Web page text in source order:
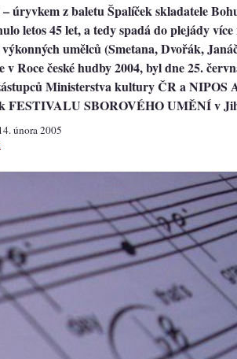
– úryvkem z baletu Špalíček skladatele
letos 45 let, a tedy spadá do plejády více
výkonných umělců (Smetana, Dvořák,
Roce české hudby 2004, byl dne 25.
Ministerstva kultury ČR a
FESTIVALU SBOROVÉHO UMĚNÍ v
února 2005